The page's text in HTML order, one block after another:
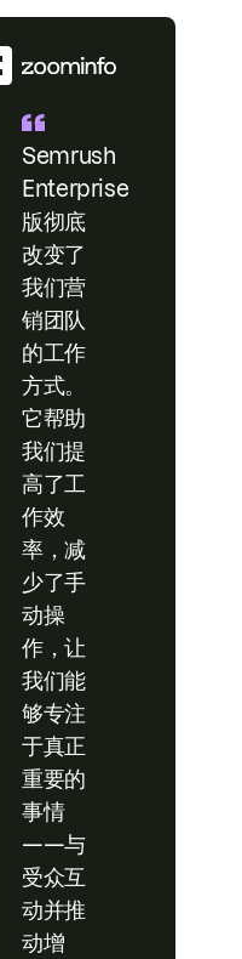
Semrush
Enterprise
版彻底
改变了
我们营
销团队
的工作
方式。
它帮助
我们提
高了工
作效
率，减
少了手
动操
作，让
我们能
够专注
于真正
重要的
事情
——与
受众互
动并推
动增